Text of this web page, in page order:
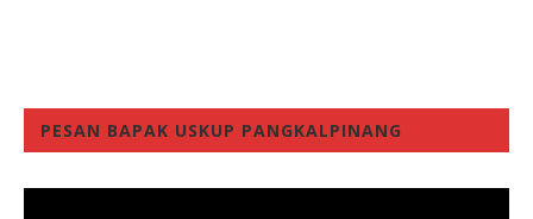
PESAN BAPAK USKUP PANGKALPINANG